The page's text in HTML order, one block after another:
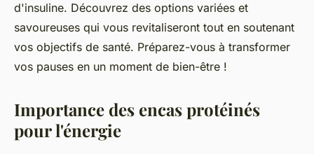
d'insuline. Découvrez des options variées et
savoureuses qui vous revitaliseront tout en soutenant
vos objectifs de santé. Préparez-vous à transformer
vos pauses en un moment de bien-être !
Importance des encas protéinés
pour l'énergie